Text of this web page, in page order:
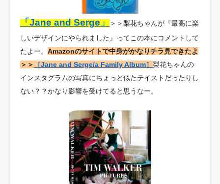
「Jane and Serge」＞＞梨花ちゃんが『最高に楽
しいデザインにやられました』ってこの本にコメントして
たよー。 Amazonのサイトで中身がかなりチラ見できたよ
＞＞
［Jane and Serge/a Family Album］ 梨花ちゃんの
インスタグラムの写真にちょっと似たテイストだったりし
ない？？かなり影響を受けてると思うなー。